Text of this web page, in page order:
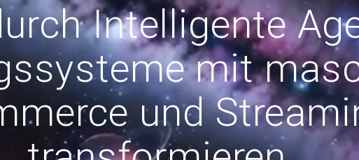
Intelligente
mit
und